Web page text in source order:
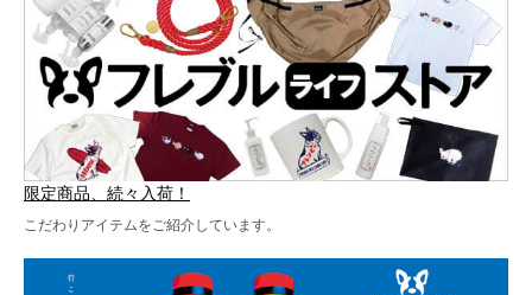
お見逃しなく！
限定商品、続々入荷！
こだわりアイテムをご紹介しています。